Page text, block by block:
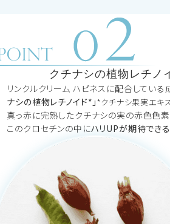
クチナシの植物レチノ
リンクルクリーム ハピネスに配合してい
ナシの植物レチノイド*」*クチナシ果実エキ
真っ赤に完熟したクチナシの実の赤色色
このクロセチンの中にハリUPが期待でき